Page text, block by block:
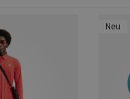
Neu